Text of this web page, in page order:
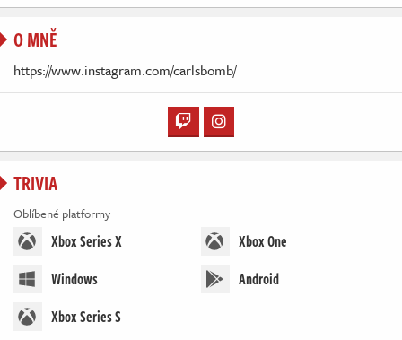
O MNĚ
https://www.instagram.com/carlsbomb/
TRIVIA
Oblíbené platformy
Xbox Series X
Xbox One
Windows
Android
Xbox Series S